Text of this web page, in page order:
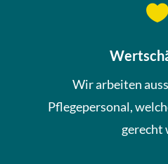

Wir arbeiten
Pflegepersonal,
gerecht